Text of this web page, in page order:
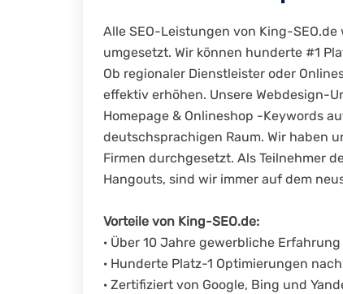
Alle SEO-Leistungen von King-
umgesetzt. Wir können hunderte #1
Ob regionaler Dienstleister oder
effektiv erhöhen. Unsere Webdesign-
Homepage & Onlineshop -Keywords
deutschsprachigen Raum. Wir haben
Firmen durchgesetzt. Als Teilnehmer
Hangouts, sind wir immer auf dem
Vorteile von King-SEO.de:
· Über 10 Jahre gewerbliche Erfahrung
· Hunderte Platz-1 Optimierungen
· Zertifiziert von Google, Bing und